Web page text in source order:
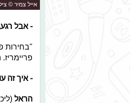
אייל צמיר ©
- אבל
"בחירות
- איךזה
הראל